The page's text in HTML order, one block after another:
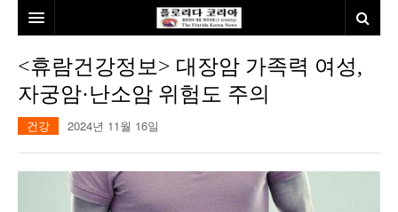
본사소개
뉴스
미국
발행인칼럼
<휴람건강정보> 대장암 가족력 여성,
자궁암·난소암 위험도 주의
건강 2024년 11월 16일